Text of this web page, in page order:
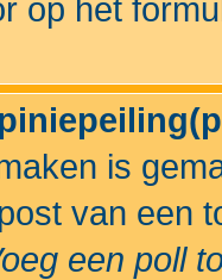
op het
is
van een
een poll